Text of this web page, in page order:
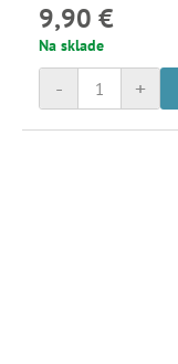
9,90 €
Na sklade
+
-